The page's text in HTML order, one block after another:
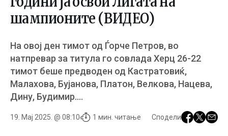
шампионите (ВИДЕО)
На овој ден тимот од Ѓорче Петров, во
натпревар за титула го совлада Херц 26-22
тимот беше предводен од Кастратовиќ,
Малахова, Бујанова, Платон, Велкова, Нацева,
Дину, Будимир….
19. Мај 2025. @ 08:10 1 мин. читање Сподели